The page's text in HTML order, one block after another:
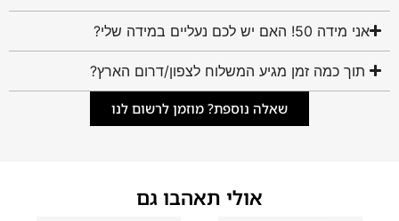
אני מידה 50! האם יש לכם נעליים במידה שלי?
תוך כמה זמן מגיע המשלוח לצפון/דרום הארץ?
שאלה נוספת? מוזמן לרשום לנו
אולי תאהבו גם